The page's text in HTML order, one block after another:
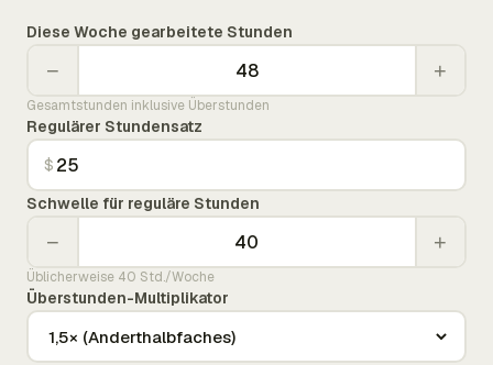
Diese Woche gearbeitete Stunden
− +
Gesamtstunden inklusive Überstunden
Regulärer Stundensatz
$
Schwelle für reguläre Stunden
− +
Üblicherweise 40 Std./Woche
Überstunden-Multiplikator